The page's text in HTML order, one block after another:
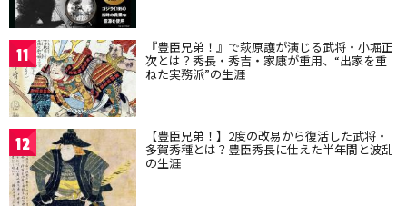
11 『豊臣兄弟！』で萩原護が演じる武将・小堀正
次とは？秀長・秀吉・家康が重用、“出家を重
ねた実務派”の生涯
12 【豊臣兄弟！】2度の改易から復活した武将・
多賀秀種とは？豊臣秀長に仕えた半年間と波乱
の生涯